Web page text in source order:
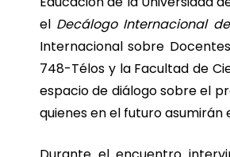
el Decálogo Internacional
Internacional sobre
748-Télos y la Facultad de
espacio de diálogo sobre el
quienes en el futuro asumirán